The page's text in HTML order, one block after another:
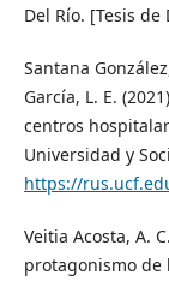
Del Río. [Tesis
Santana
García, L. E.
centros
Universidad y
https://
Veitia Acosta, A.
protagonismo de